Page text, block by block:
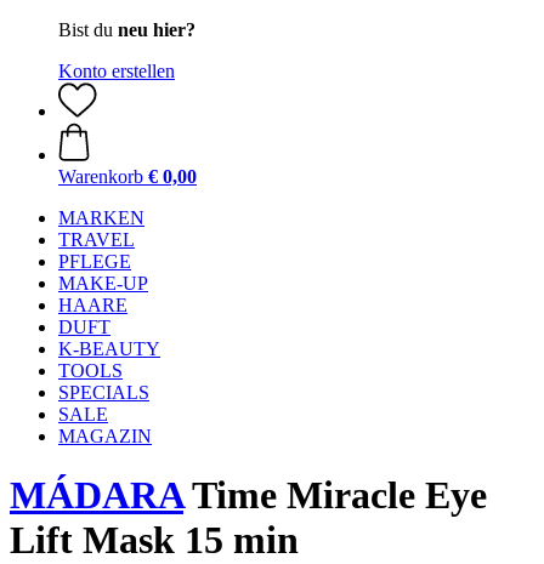
Bist du neu hier?
Konto erstellen
Warenkorb € 0,00
MARKEN
TRAVEL
PFLEGE
MAKE-UP
HAARE
DUFT
K-BEAUTY
TOOLS
SPECIALS
SALE
MAGAZIN
MÁDARATime Miracle Eye
Lift Mask 15 min